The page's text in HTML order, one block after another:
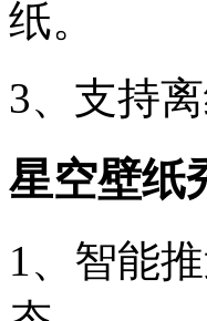
纸。
3、支持
星空壁纸
1、智能